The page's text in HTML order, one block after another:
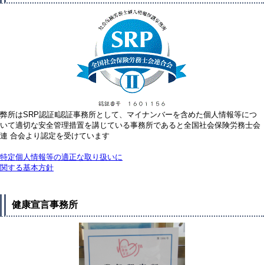
弊所はSRP認証Ⅱ認証事務所として、マイナンバーを含めた個人情報等につ
いて適切な安全管理措置を講じている事務所であると全国社会保険労務士会
連 合会より認定を受けています
特定個人情報等の適正な取り扱いに
関する基本方針
健康宣言事務所